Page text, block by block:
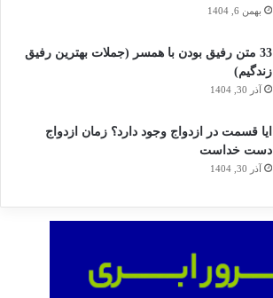
بهمن 6, 1404
33 متن رفیق بودن با همسر (جملات بهترین رفیق
زندگیم)
آذر 30, 1404
ایا قسمت در ازدواج وجود دارد؟ زمان ازدواج
دست خداست
آذر 30, 1404